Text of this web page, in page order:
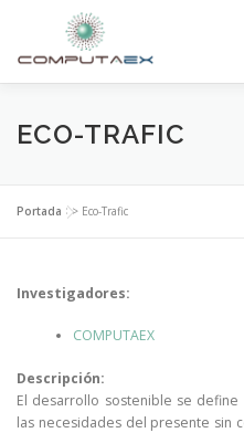
INICIO LA FUNDACIÓN
SUPERCOMPUTACIÓN
INVESTIGACIÓN E
ECO-TRAFIC
Portada >> Eco-Trafic
Investigadores:
COMPUTAEX
Descripción:
El desarrollo sostenible se
las necesidades del presente sin